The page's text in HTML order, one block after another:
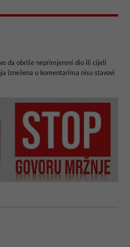
da obriše neprimjereni dio ili cijeli
iznešena u komentarima nisu stavovi